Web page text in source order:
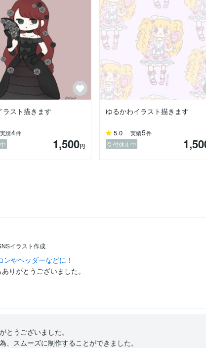
ラスト描きます
実績4件
1,500円
ゆるかわイラスト描きます
5.0 実績5件
受付休止中
イラスト作成
やヘッダーなどに！
りがとうございました。
とうございました。
、スムーズに制作することができました。